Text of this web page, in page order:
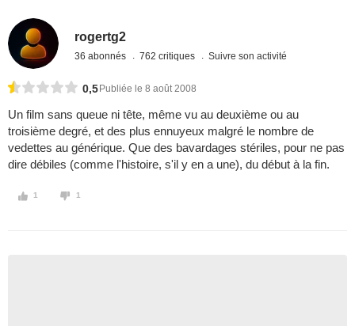
rogertg2
36 abonnés 762 critiques Suivre son activité
0,5 Publiée le 8 août 2008
Un film sans queue ni tête, même vu au deuxième ou au
troisième degré, et des plus ennuyeux malgré le nombre de
vedettes au générique. Que des bavardages stériles, pour ne pas
dire débiles (comme l'histoire, s'il y en a une), du début à la fin.
1 1